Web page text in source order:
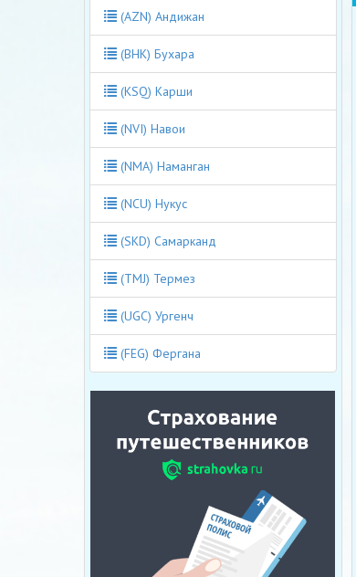
(AZN) Андижан
(BHK) Бухара
(KSQ) Карши
(NVI) Навои
(NMA) Наманган
(NCU) Нукус
(SKD) Самарканд
(TMJ) Термез
(UGC) Ургенч
(FEG) Фергана